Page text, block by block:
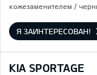
кожезаменителем /
Я ЗАИНТЕРЕСОВАН!
KIA SPORTAGE